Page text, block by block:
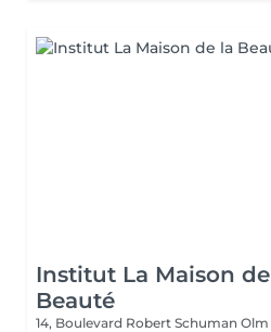
Institut La Maison
Beauté
14, Boulevard Robert Schuman Olm